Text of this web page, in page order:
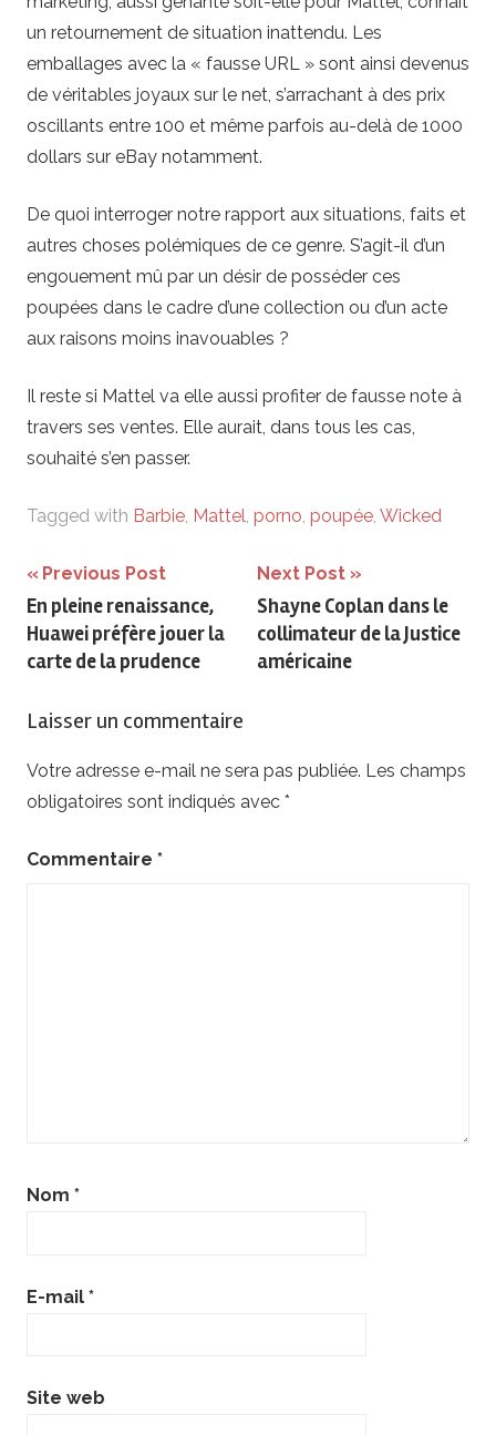
un retournement de situation inattendu. Les
emballages avec la « fausse URL » sont ainsi devenus
de véritables joyaux sur le net, s’arrachant à des prix
oscillants entre 100 et même parfois au-delà de 1000
dollars sur eBay notamment.
De quoi interroger notre rapport aux situations, faits et
autres choses polémiques de ce genre. S’agit-il d’un
engouement mû par un désir de posséder ces
poupées dans le cadre d’une collection ou d’un acte
aux raisons moins inavouables ?
Il reste si Mattel va elle aussi profiter de fausse note à
travers ses ventes. Elle aurait, dans tous les cas,
souhaité s’en passer.
Tagged with Barbie, Mattel, porno, poupée, Wicked
Navigation
de
l’article
Previous Post
En pleine renaissance,
Huawei préfère jouer la
carte de la prudence
Next Post
Shayne Coplan dans le
collimateur de la Justice
américaine
Laisser un commentaire
Votre adresse e-mail ne sera pas publiée. Les champs
obligatoires sont indiqués avec *
Commentaire *
Nom *
E-mail *
Site web